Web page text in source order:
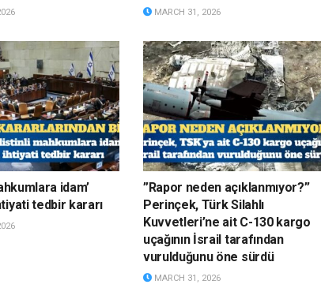
MARCH 31, 2026
idam’
tedbir kararı
”Rapor neden açıklanmıyor?”
Perinçek, Türk Silahlı
Kuvvetleri’ne ait C-130 kargo
uçağının İsrail tarafından
vurulduğunu öne sürdü
MARCH 31, 2026